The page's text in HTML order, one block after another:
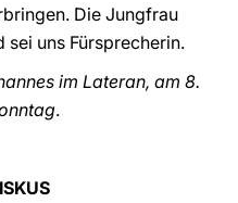
Die Jungfrau
sei uns Fürsprecherin.
im Lateran, am 8.
.